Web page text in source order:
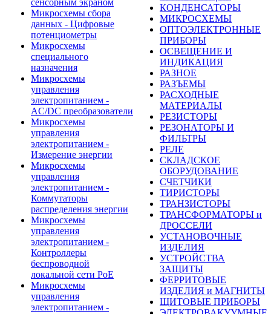
сенсорным экраном
Микросхемы сбора
данных - Цифровые
потенциометры
Микросхемы
специального
назначения
Микросхемы
управления
электропитанием -
AC/DC преобразователи
Микросхемы
управления
электропитанием -
Измерение энергии
Микросхемы
управления
электропитанием -
Коммутаторы
распределения энергии
Микросхемы
управления
электропитанием -
Контроллеры
беспроводной
локальной сети PoE
Микросхемы
управления
электропитанием -
КОНДЕНСАТОРЫ
МИКРОСХЕМЫ
ОПТОЭЛЕКТРОННЫЕ
ПРИБОРЫ
ОСВЕЩЕНИЕ И
ИНДИКАЦИЯ
РАЗНОЕ
РАЗЪЕМЫ
РАСХОДНЫЕ
МАТЕРИАЛЫ
РЕЗИСТОРЫ
РЕЗОНАТОРЫ И
ФИЛЬТРЫ
РЕЛЕ
СКЛАДСКОЕ
ОБОРУДОВАНИЕ
СЧЕТЧИКИ
ТИРИСТОРЫ
ТРАНЗИСТОРЫ
ТРАНСФОРМАТОРЫ и
ДРОССЕЛИ
УСТАНОВОЧНЫЕ
ИЗДЕЛИЯ
УСТРОЙСТВА
ЗАЩИТЫ
ФЕРРИТОВЫЕ
ИЗДЕЛИЯ и МАГНИТЫ
ЩИТОВЫЕ ПРИБОРЫ